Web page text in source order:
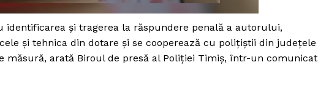
Contact
şi tragerea la răspundere penală a autorului,
şi tehnica din dotare şi se cooperează cu poliţiştii din judeţele
arată Biroul de presă al Poliţiei Timiş, într-un comunicat